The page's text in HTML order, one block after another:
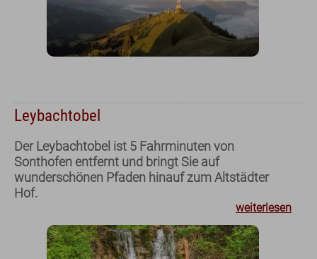
Leybachtobel
Der Leybachtobel ist 5 Fahrminuten von
Sonthofen entfernt und bringt Sie auf
wunderschönen Pfaden hinauf zum Altstädter
Hof.
weiterlesen